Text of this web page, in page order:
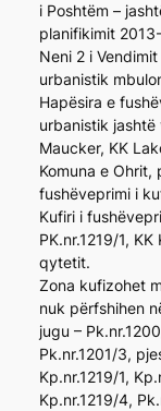
i Poshtëm –
planifikimit
Neni 2 i
urbanistik
Hapësira e
urbanistik
Maucker, KK
Komuna e
fushëveprimi i
Kufiri i
PK.nr.1219/1,
qytetit.
Zona kufizohet
nuk përfshihen
jugu –
Pk.nr.1201/3,
Kp.nr.1219/1,
Kp.nr.1219/4,